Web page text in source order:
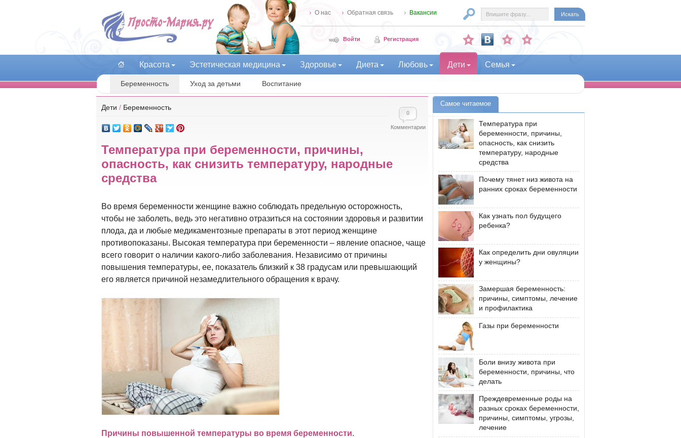
О нас Обратная связь Вакансии
Войти Регистрация
Красота Эстетическая медицина Здоровье Диета Любовь Дети Семья
Беременность Уход за детьми Воспитание
Дети / Беременность
0
Комментарии
Температура при беременности, причины,
опасность, как снизить температуру, народные
средства
Во время беременности женщине важно соблюдать предельную осторожность,
чтобы не заболеть, ведь это негативно отразиться на состоянии здоровья и развитии
плода, да и любые медикаментозные препараты в этот период женщине
противопоказаны. Высокая температура при беременности – явление опасное, чаще
всего говорит о наличии какого-либо заболевания. Независимо от причины
повышения температуры, ее, показатель близкий к 38 градусам или превышающий
его является причиной незамедлительного обращения к врачу.
Причины повышенной температуры во время беременности.
Самое читаемое
Температура при
беременности, причины,
опасность, как снизить
температуру, народные
средства
Почему тянет низ живота на
ранних сроках беременности
Как узнать пол будущего
ребенка?
Как определить дни овуляции
у женщины?
Замершая беременность:
причины, симптомы, лечение
и профилактика
Газы при беременности
Боли внизу живота при
беременности, причины, что
делать
Преждевременные роды на
разных сроках беременности,
причины, симптомы, угрозы,
лечение